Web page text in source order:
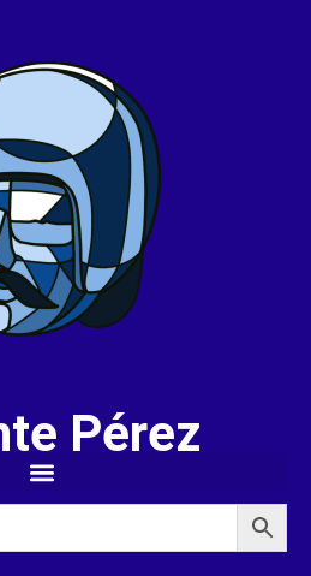
Pérez